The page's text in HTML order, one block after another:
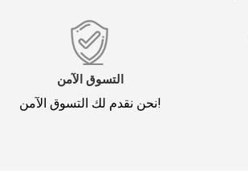
التسوق الآمن
نحن نقدم لك التسوق الآمن!